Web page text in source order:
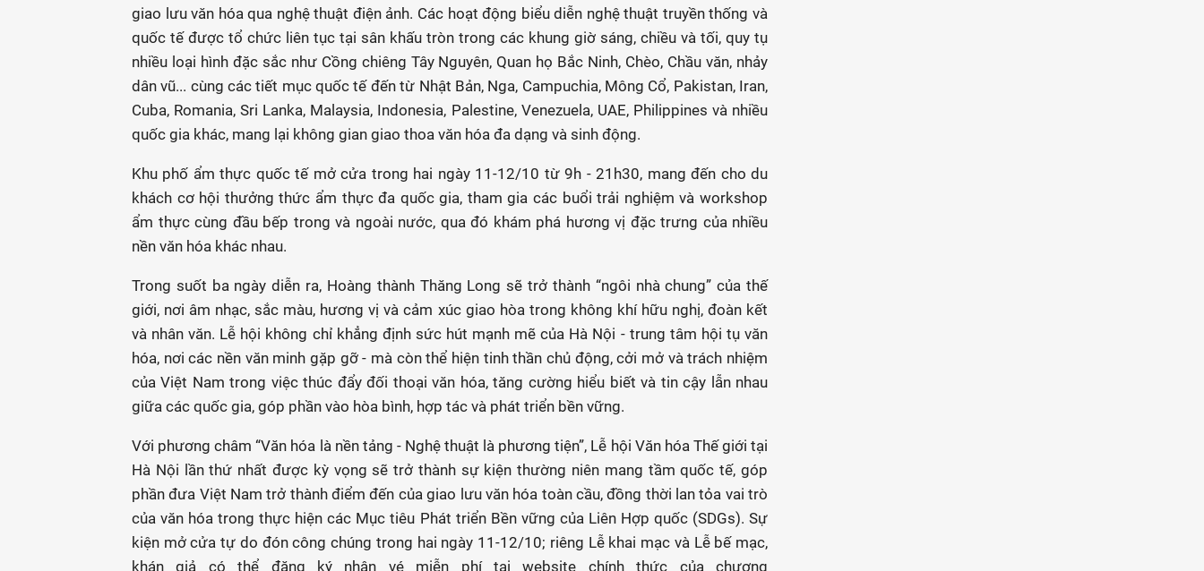
giao lưu văn hóa qua nghệ thuật điện ảnh. Các hoạt động biểu diễn nghệ thuật truyền thống và
quốc tế được tổ chức liên tục tại sân khấu tròn trong các khung giờ sáng, chiều và tối, quy tụ
nhiều loại hình đặc sắc như Cồng chiêng Tây Nguyên, Quan họ Bắc Ninh, Chèo, Chầu văn, nhảy
dân vũ... cùng các tiết mục quốc tế đến từ Nhật Bản, Nga, Campuchia, Mông Cổ, Pakistan, Iran,
Cuba, Romania, Sri Lanka, Malaysia, Indonesia, Palestine, Venezuela, UAE, Philippines và nhiều
quốc gia khác, mang lại không gian giao thoa văn hóa đa dạng và sinh động.
Khu phố ẩm thực quốc tế mở cửa trong hai ngày 11-12/10 từ 9h - 21h30, mang đến cho du
khách cơ hội thưởng thức ẩm thực đa quốc gia, tham gia các buổi trải nghiệm và workshop
ẩm thực cùng đầu bếp trong và ngoài nước, qua đó khám phá hương vị đặc trưng của nhiều
nền văn hóa khác nhau.
Trong suốt ba ngày diễn ra, Hoàng thành Thăng Long sẽ trở thành “ngôi nhà chung” của thế
giới, nơi âm nhạc, sắc màu, hương vị và cảm xúc giao hòa trong không khí hữu nghị, đoàn kết
và nhân văn. Lễ hội không chỉ khẳng định sức hút mạnh mẽ của Hà Nội - trung tâm hội tụ văn
hóa, nơi các nền văn minh gặp gỡ - mà còn thể hiện tinh thần chủ động, cởi mở và trách nhiệm
của Việt Nam trong việc thúc đẩy đối thoại văn hóa, tăng cường hiểu biết và tin cậy lẫn nhau
giữa các quốc gia, góp phần vào hòa bình, hợp tác và phát triển bền vững.
Với phương châm “Văn hóa là nền tảng - Nghệ thuật là phương tiện”, Lễ hội Văn hóa Thế giới tại
Hà Nội lần thứ nhất được kỳ vọng sẽ trở thành sự kiện thường niên mang tầm quốc tế, góp
phần đưa Việt Nam trở thành điểm đến của giao lưu văn hóa toàn cầu, đồng thời lan tỏa vai trò
của văn hóa trong thực hiện các Mục tiêu Phát triển Bền vững của Liên Hợp quốc (SDGs). Sự
kiện mở cửa tự do đón công chúng trong hai ngày 11-12/10; riêng Lễ khai mạc và Lễ bế mạc,
khán giả có thể đăng ký nhận vé miễn phí tại website chính thức của chương